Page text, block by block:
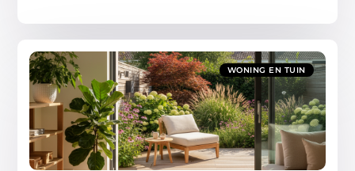
WONING EN TUIN